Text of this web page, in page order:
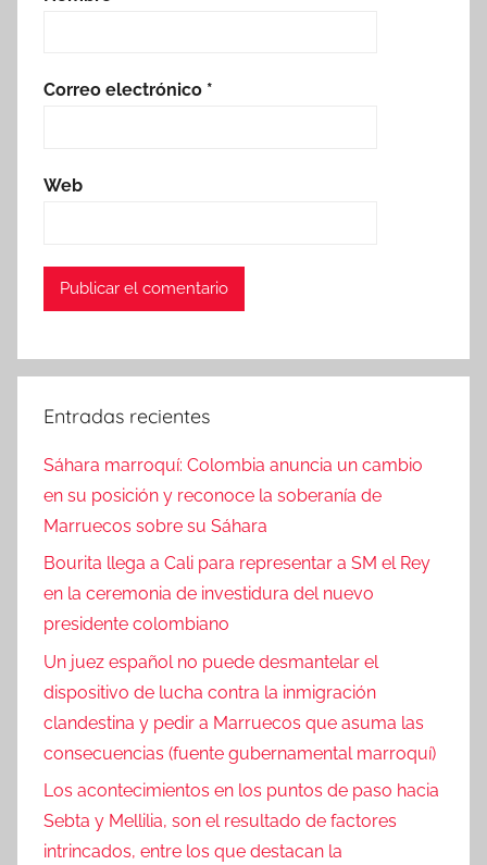
Correo electrónico *
Web
Entradas recientes
Sáhara marroquí: Colombia anuncia un cambio
en su posición y reconoce la soberanía de
Marruecos sobre su Sáhara
Bourita llega a Cali para representar a SM el Rey
en la ceremonia de investidura del nuevo
presidente colombiano
Un juez español no puede desmantelar el
dispositivo de lucha contra la inmigración
clandestina y pedir a Marruecos que asuma las
consecuencias (fuente gubernamental marroquí)
Los acontecimientos en los puntos de paso hacia
Sebta y Mellilia, son el resultado de factores
intrincados, entre los que destacan la